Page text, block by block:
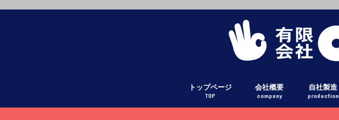
トップページ
TOP
会社概要
company
自社製造
production